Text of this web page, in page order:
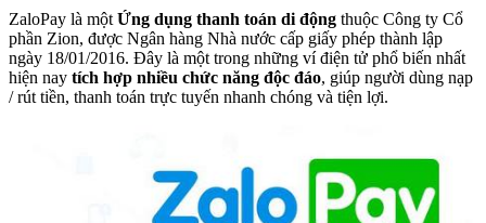
ZaloPay là một Ứng dụng thanh toán di động thuộc Công ty Cổ
phần Zion, được Ngân hàng Nhà nước cấp giấy phép thành lập
ngày 18/01/2016. Đây là một trong những ví điện tử phổ biến nhất
hiện nay tích hợp nhiều chức năng độc đáo, giúp người dùng nạp
/ rút tiền, thanh toán trực tuyến nhanh chóng và tiện lợi.